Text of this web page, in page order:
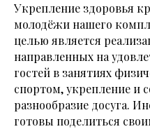
Укрепление здоровья
молодёжи нашего
целью является
направленных на
гостей в занятиях
спортом, укрепление и
разнообразие досуга.
готовы поделиться